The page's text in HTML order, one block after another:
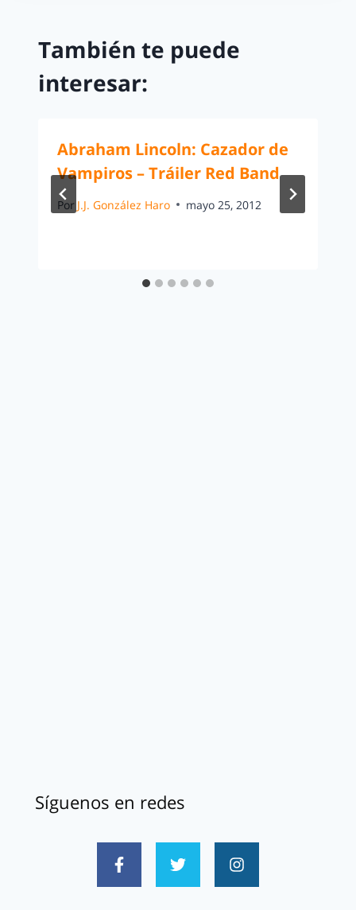
También te puede
interesar:
Abraham Lincoln: Cazador de
Vampiros – Tráiler Red Band
Por J.J. González Haro mayo 25, 2012
Síguenos en redes